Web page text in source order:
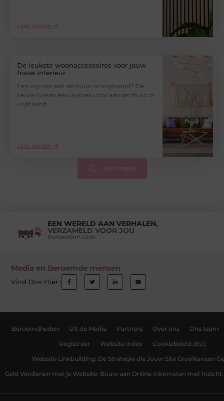
Lees verder ➜
De leukste woonaccessoires voor jouw
frisse interieur
Een wijnrek aan de muur of vrijstaand? De
keuze tussen een wijnrek voor aan de muur of
vrijstaand
Lees verder ➜
Woningen
EEN WERELD AAN VERHALEN,
VERZAMELD VOOR JOU
Rotterdam Gids
Media en Beroemde mensen
Vind Ons Hier :
Beroemdheden Uit de Media Partners Over ons Ons team
Registreer Website index Cookiebeleid (EU)
Website Linkbuilding: De Strategie die Jouw Site Groeikansen
Geld Verdienen met je Website: Bouw aan Online Inkomsten met Inzicht